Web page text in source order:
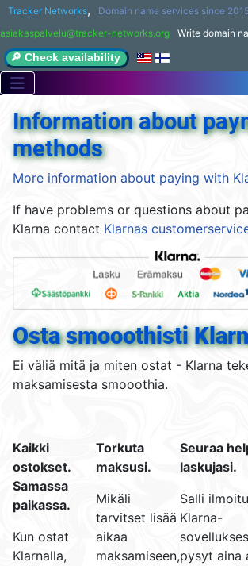
Tracker Networks, Domain name services since
asiakaspalvelu@tracker-networks.org
Write domain
🔎 Check availability
Information about
methods
More information about paying with
If have problems or questions about
Klarna contact Klarnas
Osta smooothisti
Ei väliä mitä ja miten ostat - Klarna
maksamisesta smooothia.
Kaikki
ostokset.
Samassa
paikassa.
Kun ostat
Klarnalla,
Torkuta
maksusi.
Mikäli
tarvitset lisää
aikaa
maksamiseen,
Seuraa
laskujasi.
Salli
Klarna-
pysyt aina